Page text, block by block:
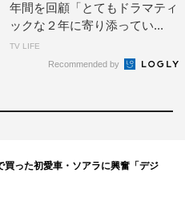
女・凶悪兄弟・静かな老紳
いた。
サバイバルを繰り広げる彼
ーZ』）
代の物語を書いてるうちに
年間を回顧「とてもドラマティ
ックな２年に寄り添ってい...
TV LIFE
Recommended by
買った初愛車・ソアラに興奮「デジ